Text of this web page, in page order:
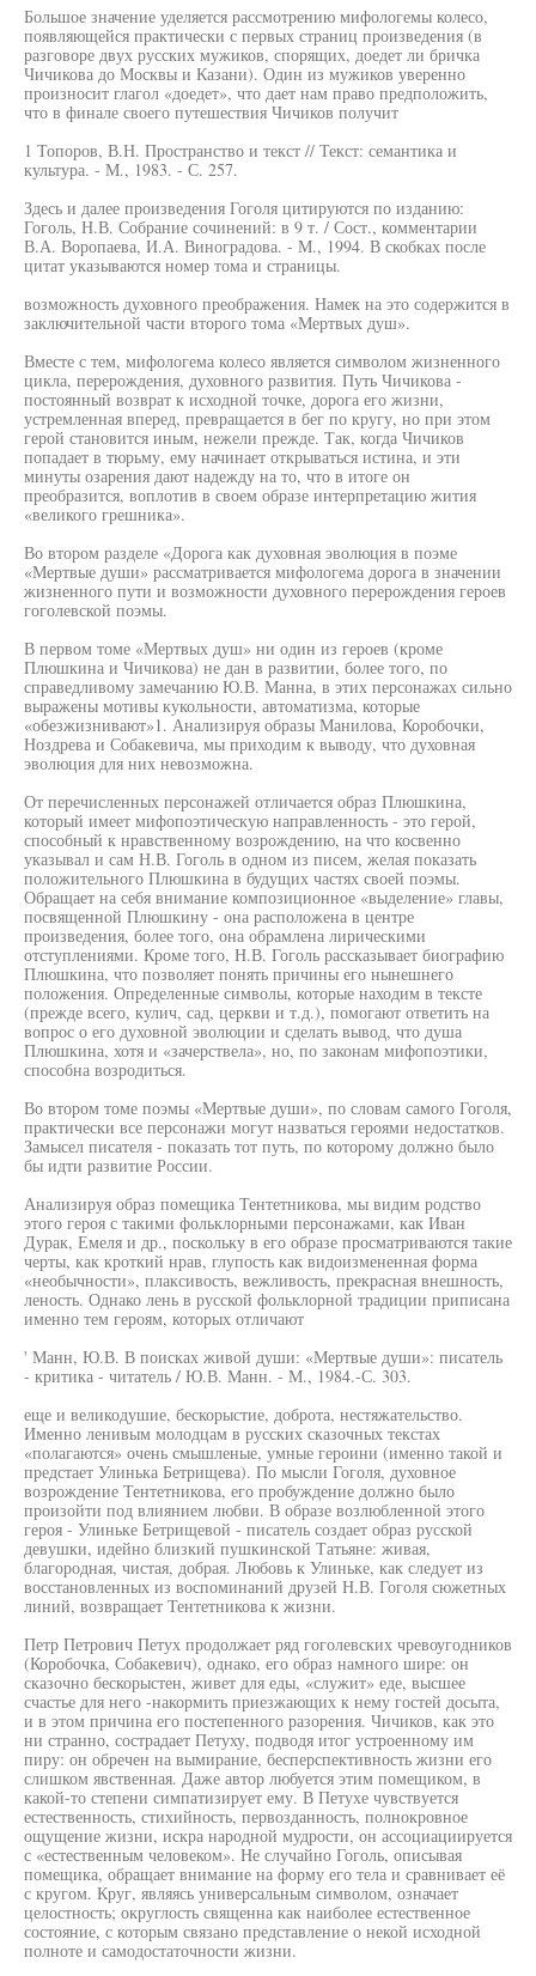
Большое значение уделяется рассмотрению мифологемы колесо,
появляющейся практически с первых страниц произведения (в
разговоре двух русских мужиков, спорящих, доедет ли бричка
Чичикова до Москвы и Казани). Один из мужиков уверенно
произносит глагол «доедет», что дает нам право предположить,
что в финале своего путешествия Чичиков получит
1 Топоров, В.Н. Пространство и текст // Текст: семантика и
культура. - М., 1983. - С. 257.
Здесь и далее произведения Гоголя цитируются по изданию:
Гоголь, Н.В. Собрание сочинений: в 9 т. / Сост., комментарии
В.А. Воропаева, И.А. Виноградова. - М., 1994. В скобках после
цитат указываются номер тома и страницы.
возможность духовного преображения. Намек на это содержится в
заключительной части второго тома «Мертвых душ».
Вместе с тем, мифологема колесо является символом жизненного
цикла, перерождения, духовного развития. Путь Чичикова -
постоянный возврат к исходной точке, дорога его жизни,
устремленная вперед, превращается в бег по кругу, но при этом
герой становится иным, нежели прежде. Так, когда Чичиков
попадает в тюрьму, ему начинает открываться истина, и эти
минуты озарения дают надежду на то, что в итоге он
преобразится, воплотив в своем образе интерпретацию жития
«великого грешника».
Во втором разделе «Дорога как духовная эволюция в поэме
«Мертвые души» рассматривается мифологема дорога в значении
жизненного пути и возможности духовного перерождения героев
гоголевской поэмы.
В первом томе «Мертвых душ» ни один из героев (кроме
Плюшкина и Чичикова) не дан в развитии, более того, по
справедливому замечанию Ю.В. Манна, в этих персонажах сильно
выражены мотивы кукольности, автоматизма, которые
«обезжизнивают»1. Анализируя образы Манилова, Коробочки,
Ноздрева и Собакевича, мы приходим к выводу, что духовная
эволюция для них невозможна.
От перечисленных персонажей отличается образ Плюшкина,
который имеет мифопоэтическую направленность - это герой,
способный к нравственному возрождению, на что косвенно
указывал и сам Н.В. Гоголь в одном из писем, желая показать
положительного Плюшкина в будущих частях своей поэмы.
Обращает на себя внимание композиционное «выделение» главы,
посвященной Плюшкину - она расположена в центре
произведения, более того, она обрамлена лирическими
отступлениями. Кроме того, Н.В. Гоголь рассказывает биографию
Плюшкина, что позволяет понять причины его нынешнего
положения. Определенные символы, которые находим в тексте
(прежде всего, кулич, сад, церкви и т.д.), помогают ответить на
вопрос о его духовной эволюции и сделать вывод, что душа
Плюшкина, хотя и «зачерствела», но, по законам мифопоэтики,
способна возродиться.
Во втором томе поэмы «Мертвые души», по словам самого Гоголя,
практически все персонажи могут назваться героями недостатков.
Замысел писателя - показать тот путь, по которому должно было
бы идти развитие России.
Анализируя образ помещика Тентетникова, мы видим родство
этого героя с такими фольклорными персонажами, как Иван
Дурак, Емеля и др., поскольку в его образе просматриваются такие
черты, как кроткий нрав, глупость как видоизмененная форма
«необычности», плаксивость, вежливость, прекрасная внешность,
леность. Однако лень в русской фольклорной традиции приписана
именно тем героям, которых отличают
' Манн, Ю.В. В поисках живой души: «Мертвые души»: писатель
- критика - читатель / Ю.В. Манн. - М., 1984.-С. 303.
еще и великодушие, бескорыстие, доброта, нестяжательство.
Именно ленивым молодцам в русских сказочных текстах
«полагаются» очень смышленые, умные героини (именно такой и
предстает Улинька Бетрищева). По мысли Гоголя, духовное
возрождение Тентетникова, его пробуждение должно было
произойти под влиянием любви. В образе возлюбленной этого
героя - Улиньке Бетрищевой - писатель создает образ русской
девушки, идейно близкий пушкинской Татьяне: живая,
благородная, чистая, добрая. Любовь к Улиньке, как следует из
восстановленных из воспоминаний друзей Н.В. Гоголя сюжетных
линий, возвращает Тентетникова к жизни.
Петр Петрович Петух продолжает ряд гоголевских чревоугодников
(Коробочка, Собакевич), однако, его образ намного шире: он
сказочно бескорыстен, живет для еды, «служит» еде, высшее
счастье для него -накормить приезжающих к нему гостей досыта,
и в этом причина его постепенного разорения. Чичиков, как это
ни странно, сострадает Петуху, подводя итог устроенному им
пиру: он обречен на вымирание, бесперспективность жизни его
слишком явственная. Даже автор любуется этим помещиком, в
какой-то степени симпатизирует ему. В Петухе чувствуется
естественность, стихийность, первозданность, полнокровное
ощущение жизни, искра народной мудрости, он ассоциациируется
с «естественным человеком». Не случайно Гоголь, описывая
помещика, обращает внимание на форму его тела и сравнивает её
с кругом. Круг, являясь универсальным символом, означает
целостность; округлость священна как наиболее естественное
состояние, с которым связано представление о некой исходной
полноте и самодостаточности жизни.